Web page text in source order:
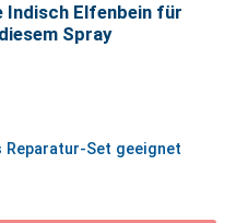
Indisch Elfenbein für
Spray
Set geeignet